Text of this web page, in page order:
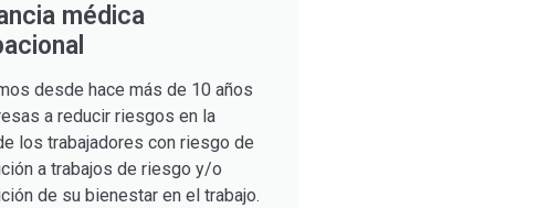
médica
desde hace más de 10 años
a reducir riesgos en la
los trabajadores con riesgo de
a trabajos de riesgo y/o
de su bienestar en el trabajo.